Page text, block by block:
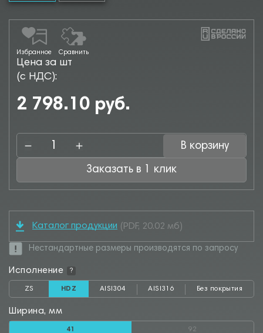
Избранное Сравнить
Цена за шт
(с НДС):
2 798.10 руб.
В корзину
Заказать в 1 клик
Каталог продукции (PDF, 20.02 мб)
Нестандартные размеры производятся по запросу
Исполнение ?
ZS HDZ AISI304 AISI316 Без покрытия
Ширина, мм
41 92